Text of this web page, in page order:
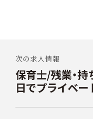
稿
ナ
ビ
ゲ
次の求人情報
前
の
投
稿:
保育士/残業・
日でプライベー